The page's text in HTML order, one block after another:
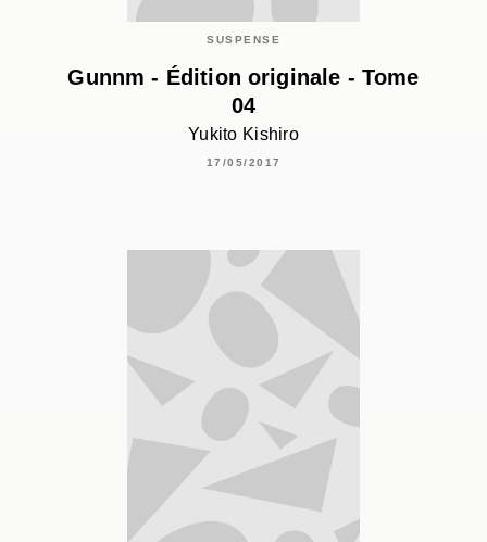
SUSPENSE
Gunnm - Édition originale - Tome
04
Yukito Kishiro
17/05/2017